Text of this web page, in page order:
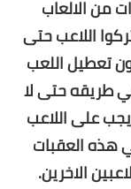
من الالعاب
اللاعب حتى
تعطيل اللعب
طريقه حتى لا
على اللاعب
هذه العقبات
الاخرين.